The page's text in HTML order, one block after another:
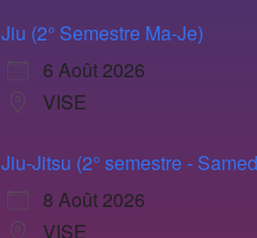
Jiu (2° Semestre Ma-Je)
6 Août 2026
VISE
Jiu-Jitsu (2° semestre -
8 Août 2026
VISE